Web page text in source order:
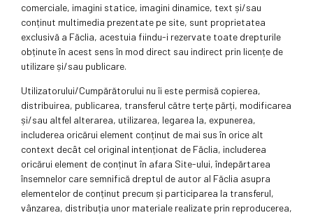
comerciale, imagini statice, imagini dinamice, text și/sau
conținut multimedia prezentate pe site, sunt proprietatea
exclusivă a Făclia, acestuia fiindu-i rezervate toate drepturile
obținute în acest sens în mod direct sau indirect prin licențe de
utilizare și/sau publicare.
Utilizatorului/Cumpărătorului nu îi este permisă copierea,
distribuirea, publicarea, transferul către terțe părți, modificarea
și/sau altfel alterarea, utilizarea, legarea la, expunerea,
includerea oricărui element conținut de mai sus în orice alt
context decât cel original intenționat de Făclia, includerea
oricărui element de conținut în afara Site-ului, îndepărtarea
însemnelor care semnifică dreptul de autor al Făclia asupra
elementelor de conținut precum și participarea la transferul,
vânzarea, distribuția unor materiale realizate prin reproducerea,